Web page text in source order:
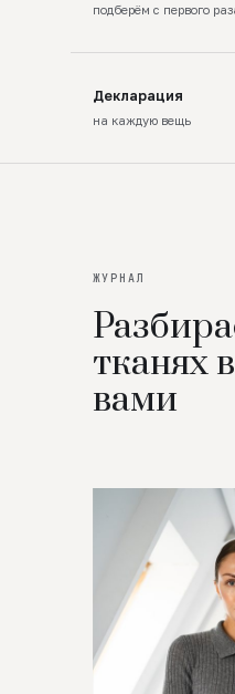
подберём с первого
Декларация
на каждую вещь
ЖУРНАЛ
тканях
вами